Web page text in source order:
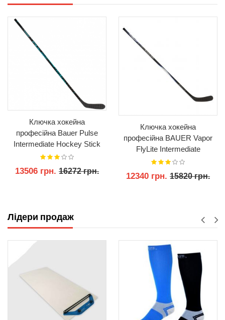
Ключка хокейна
професійна Bauer Pulse
Intermediate Hockey Stick
13506 грн. 16272 грн.
Ключка хокейна
професійна BAUER Vapor
FlyLite Intermediate
Hockey Composite Stick
12340 грн. 15820 грн.
Лідери продаж